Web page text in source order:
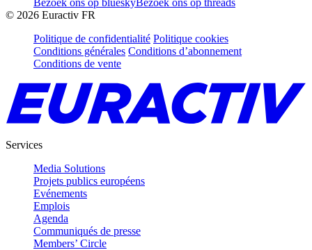
© 2026 Euractiv FR
Politique de confidentialité Politique cookies
Conditions générales Conditions d’abonnement
Conditions de vente
Services
Media Solutions
Projets publics européens
Evénements
Emplois
Agenda
Communiqués de presse
Members’ Circle